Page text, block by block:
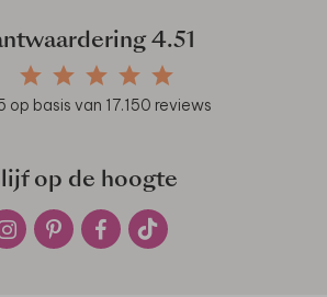
4.51
op basis van 17.150 reviews
op de hoogte